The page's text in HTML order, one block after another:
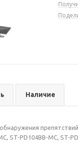
Наличие
ST-PD104BB-MC, ST-